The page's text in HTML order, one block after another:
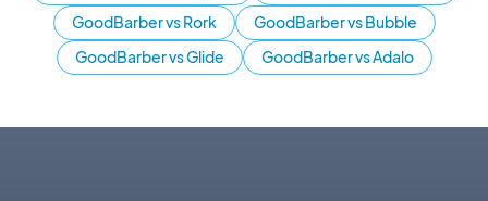
GoodBarber vs Rork
GoodBarber vs Bubble
GoodBarber vs Glide
GoodBarber vs Adalo